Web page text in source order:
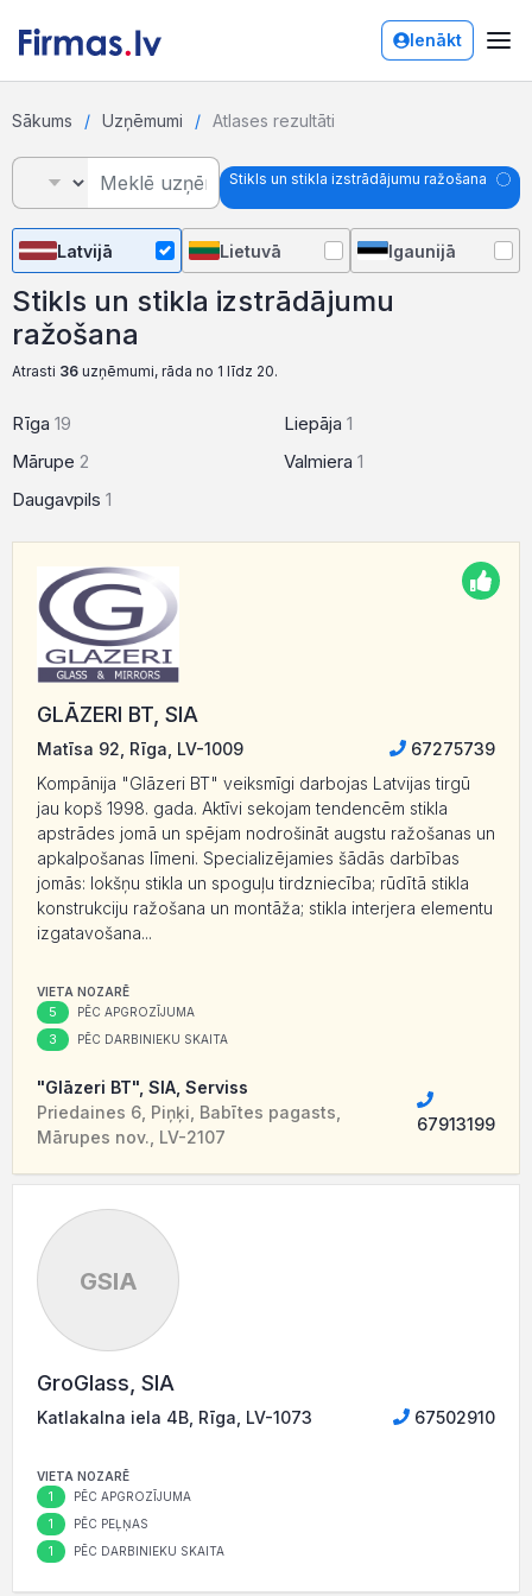
Ienākt
Sākums Uzņēmumi Atlases rezultāti
Stikls un stikla izstrādājumu ražošana
Latvijā Lietuvā Igaunijā
Stikls un stikla izstrādājumu
ražošana
Atrasti 36 uzņēmumi, rāda no 1 līdz 20.
Rīga 19
Mārupe 2
Daugavpils 1
Liepāja 1
Valmiera 1
GLĀZERI BT, SIA
Matīsa 92, Rīga, LV-1009
67275739
Kompānija "Glāzeri BT" veiksmīgi darbojas Latvijas tirgū
jau kopš 1998. gada. Aktīvi sekojam tendencēm stikla
apstrādes jomā un spējam nodrošināt augstu ražošanas un
apkalpošanas līmeni. Specializējamies šādās darbības
jomās: lokšņu stikla un spoguļu tirdzniecība; rūdītā stikla
konstrukciju ražošana un montāža; stikla interjera elementu
izgatavošana...
VIETA NOZARĒ
5 PĒC APGROZĪJUMA
3 PĒC DARBINIEKU SKAITA
"Glāzeri BT", SIA, Serviss
Priedaines 6, Piņķi, Babītes pagasts,
Mārupes nov., LV-2107
67913199
GSIA
GroGlass, SIA
Katlakalna iela 4B, Rīga, LV-1073 67502910
VIETA NOZARĒ
1 PĒC APGROZĪJUMA
1 PĒC PEĻŅAS
1 PĒC DARBINIEKU SKAITA